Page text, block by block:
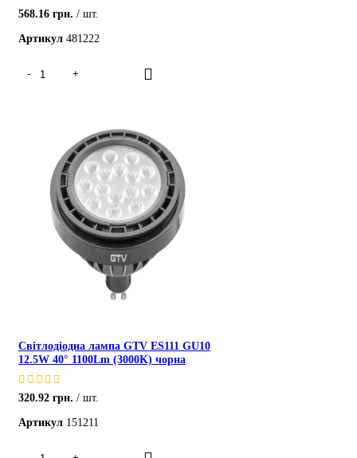
568.16 грн.
шт.
Артикул 481222
Світлодіодна лампа GTV ES111 GU10
12.5W 40° 1100Lm (3000K) чорна
320.92 грн.
шт.
Артикул 151211